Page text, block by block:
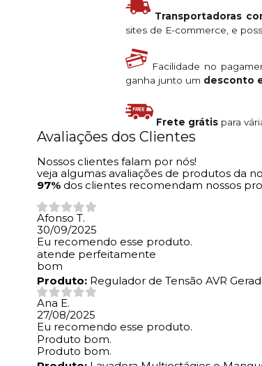
Transportadoras
sites de E-commerce, e
Facilidade no
ganha junto um desconto
Frete grátis para
Avaliações dos Clientes
Nossos clientes falam por nós!
veja algumas avaliações de produtos da
97% dos clientes recomendam nossos
Afonso T.
30/09/2025
Eu recomendo esse produto.
atende perfeitamente
bom
Produto: Regulador de Tensão AVR
Ana E.
27/08/2025
Eu recomendo esse produto.
Produto bom.
Produto bom.